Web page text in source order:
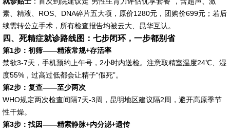
素、精液、ROS、DNA碎片五大项，原价1280元，团购价699元；若后
续需转公立手术，所有检查报告均被云大、昆华互认。
四、死精症就诊路线图：七步闭环，一步都别省
第1步：初筛——精液常规+存活率
禁欲3-7天，手机预约上午号，2小时内送检。注意取精室温度24℃、湿
度55%，过高过低都会让精子“假死”。
第2步：复查——至少两次
WHO规定两次检查间隔7天-3周，昆明地区建议隔2周，避开高原季节
性干燥。
第3步：找因——精索静脉+内分泌+遗传